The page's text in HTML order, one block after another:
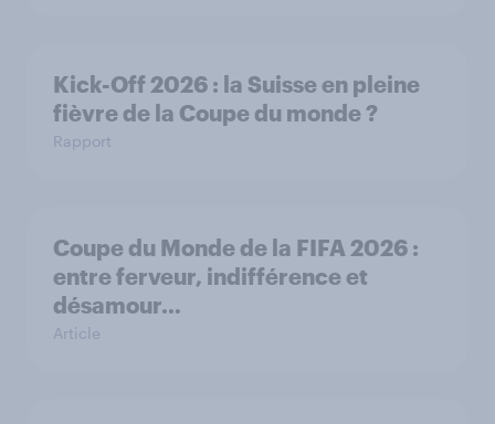
Kick-Off 2026 : la Suisse en pleine
fièvre de la Coupe du monde ?
Rapport
Coupe du Monde de la FIFA 2026 :
entre ferveur, indifférence et
désamour…
Article